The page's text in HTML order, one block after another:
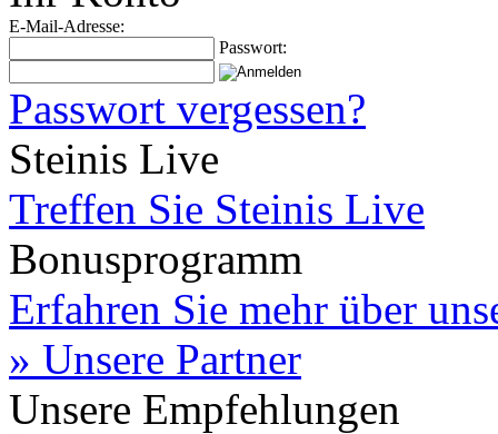
E-Mail-Adresse:
Passwort:
Passwort vergessen?
Steinis Live
Treffen Sie Steinis Live
Bonusprogramm
Erfahren Sie mehr über
» Unsere Partner
Unsere Empfehlungen